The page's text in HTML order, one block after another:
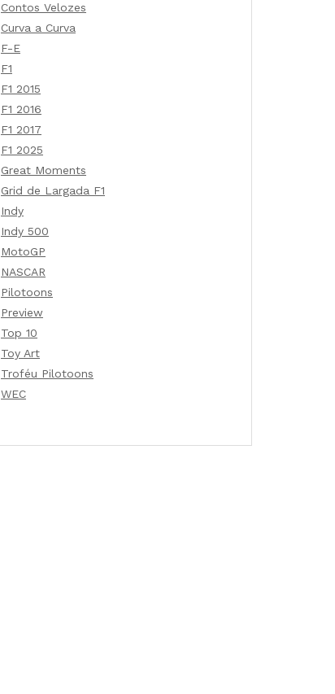
Contos Velozes
Curva a Curva
F-E
F1
F1 2015
F1 2016
F1 2017
F1 2025
Great Moments
Grid de Largada F1
Indy
Indy 500
MotoGP
NASCAR
Pilotoons
Preview
Top 10
Toy Art
Troféu Pilotoons
WEC